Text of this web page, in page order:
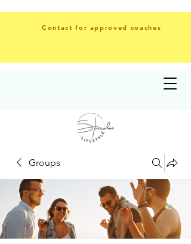
Contact for approved coaches
Groups